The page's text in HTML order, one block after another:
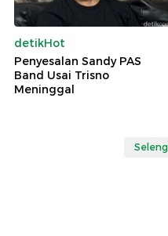
detikHot
Penyesalan Sandy PAS
Band Usai Trisno
Meninggal